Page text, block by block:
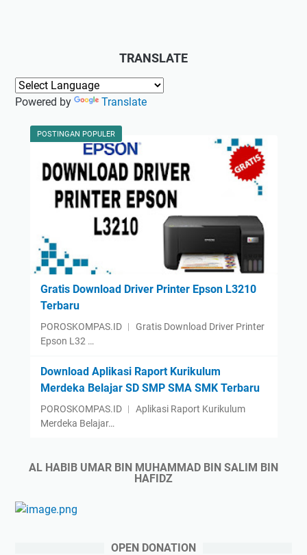
TRANSLATE
Powered by Translate
POSTINGAN POPULER
Gratis Download Driver Printer Epson L3210
Terbaru
POROSKOMPAS.ID ︱ Gratis Download Driver Printer
Epson L32 …
Download Aplikasi Raport Kurikulum
Merdeka Belajar SD SMP SMA SMK Terbaru
POROSKOMPAS.ID ︱ Aplikasi Raport Kurikulum
Merdeka Belajar…
AL HABIB UMAR BIN MUHAMMAD BIN SALIM BIN
HAFIDZ
OPEN DONATION